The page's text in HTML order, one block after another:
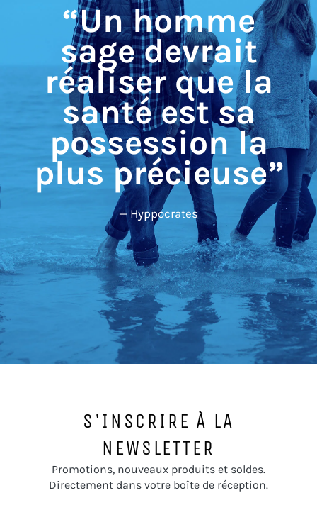
“Un homme
sage devrait
réaliser que la
santé est sa
possession la
plus précieuse”
— Hyppocrates
S'INSCRIRE À LA
NEWSLETTER
Promotions, nouveaux produits et soldes.
Directement dans votre boîte de réception.